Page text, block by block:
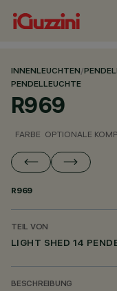
INNENLEUCHTEN/
PENDELLEUCHTE
R969
FARBE OPTIONALE
R969
TEIL VON
LIGHT SHED 14
BESCHREIBUNG